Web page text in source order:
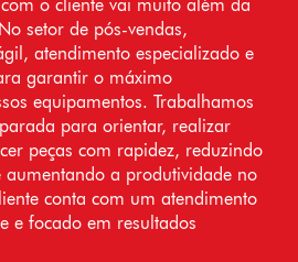
o cliente vai muito além da
setor de pós-vendas,
atendimento especializado e
garantir o máximo
equipamentos. Trabalhamos
para orientar, realizar
peças com rapidez, reduzindo
a produtividade no
conta com um atendimento
e focado em resultados